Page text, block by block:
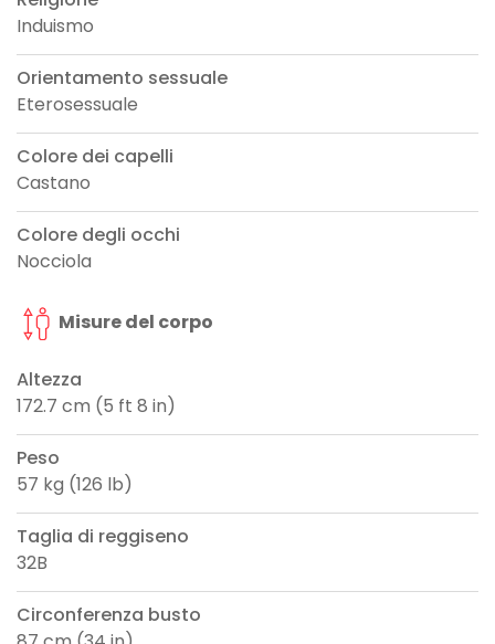
Induismo
Orientamento sessuale
Eterosessuale
Colore dei capelli
Castano
Colore degli occhi
Nocciola
Misure del corpo
Altezza
172.7 cm (5 ft 8 in)
Peso
57 kg (126 lb)
Taglia di reggiseno
32B
Circonferenza busto